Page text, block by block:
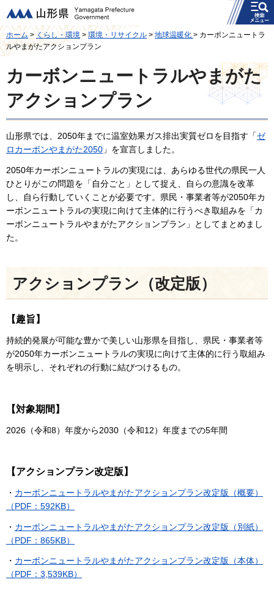
山形県
メニュー
ホーム>くらし・環境 >環境・リサイクル > 地球温暖化 > カーボンニュートラ
ルやまがたアクションプラン
カーボンニュートラルやまがた
アクションプラン
山形県では、2050年までに温室効果ガス排出実質ゼロを目指す「ゼ
ロカーボンやまがた2050 」を宣言しました。
2050年カーボンニュートラルの実現には、あらゆる世代の県民一人
ひとりがこの問題を「自分ごと」として捉え、自らの意識を改革
し、自ら行動していくことが必要です。県民・事業者等が2050年カ
ーボンニュートラルの実現に向けて主体的に行うべき取組みを「カ
ーボンニュートラルやまがたアクションプラン」としてまとめまし
た。
アクションプラン（改定版）
【趣旨】
持続的発展が可能な豊かで美しい山形県を目指し、県民・事業者等
が2050年カーボンニュートラルの実現に向けて主体的に行う取組み
を明示し、それぞれの行動に結びつけるもの。
【対象期間】
2026（令和8）年度から2030（令和12）年度までの5年間
【アクションプラン改定版】
・ カーボンニュートラルやまがたアクションプラン改定版（概要）
（PDF：592KB）
・ カーボンニュートラルやまがたアクションプラン改定版（別紙）
（PDF：865KB）
・ カーボンニュートラルやまがたアクションプラン改定版（本体）
（PDF：3,539KB）